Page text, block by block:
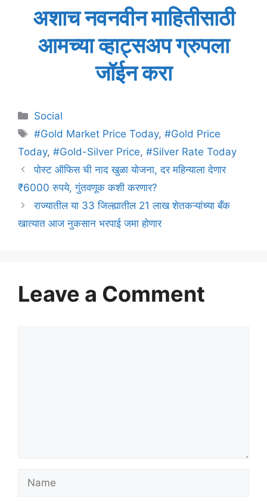
अशाच नवनवीन माहितीसाठी
आमच्या व्हाट्सअप ग्रुपला
जॉईन करा
Categories
Social
Tags
#Gold Market Price Today,#Gold Price
Today, #Gold-Silver Price, #Silver Rate Today
पोस्ट ऑफिस ची नाद खुळा योजना, दर महिन्याला देणार
₹6000 रुपये, गुंतवणूक कशी करणार?
राज्यातील या 33 जिल्ह्यातील 21 लाख शेतकऱ्यांच्या बँक
खात्यात आज नुकसान भरपाई जमा होणार
Leave a Comment
Name